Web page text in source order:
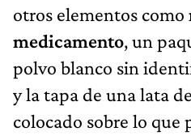
otros elementos como
medicamento, un
polvo blanco sin
y la tapa de una lata
colocado sobre lo que